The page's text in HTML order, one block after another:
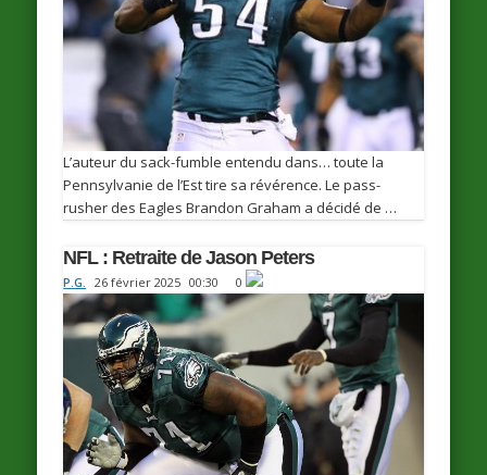
L’auteur du sack-fumble entendu dans… toute la
Pennsylvanie de l’Est tire sa révérence. Le pass-
rusher des Eagles Brandon Graham a décidé de …
NFL : Retraite de Jason Peters
P.G. 26 février 2025 00:30 0